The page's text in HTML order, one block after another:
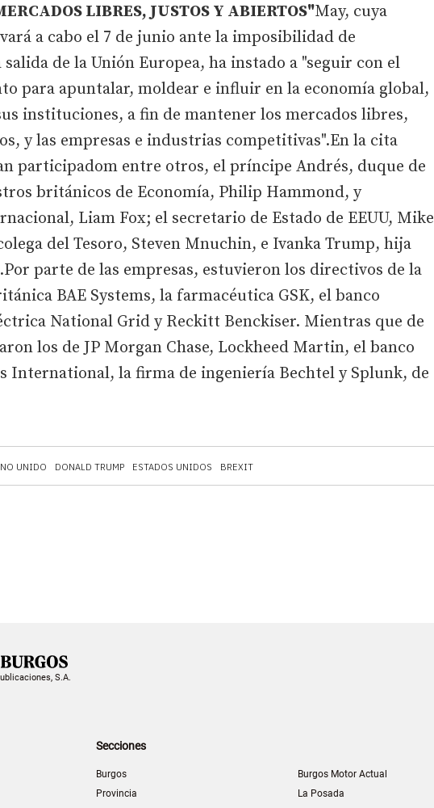
UNIDO DONALD TRUMP ESTADOS UNIDOS BREXIT
LIBRES, JUSTOS Y ABIERTOS"May, cuya
a cabo el 7 de junio ante la imposibilidad de
de la Unión Europea, ha instado a "seguir con el
para apuntalar, moldear e influir en la economía global,
instituciones, a fin de mantener los mercados libres,
y las empresas e industrias competitivas".En la cita
participadom entre otros, el príncipe Andrés, duque de
británicos de Economía, Philip Hammond, y
Liam Fox; el secretario de Estado de EEUU, Mike
del Tesoro, Steven Mnuchin, e Ivanka Trump, hija
parte de las empresas, estuvieron los directivos de la
BAE Systems, la farmacéutica GSK, el banco
National Grid y Reckitt Benckiser. Mientras que de
los de JP Morgan Chase, Lockheed Martin, el banco
International, la firma de ingeniería Bechtel y Splunk, de
S.A.
Secciones
Burgos
Provincia
Burgos Motor Actual
La Posada